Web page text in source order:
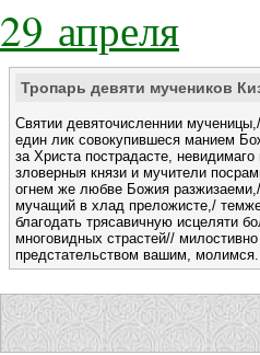
29 апреля
Тропарь девяти мучеников
Святии девяточисленнии
един лик совокупившеся манием
за Христа пострадасте, невидимаго
зловерныя князи и мучители
огнем же любве Божия
мучащий в хлад преложисте,/
благодать трясавичную исцеляти
многовидных страстей//
предстательством вашим, молимся.